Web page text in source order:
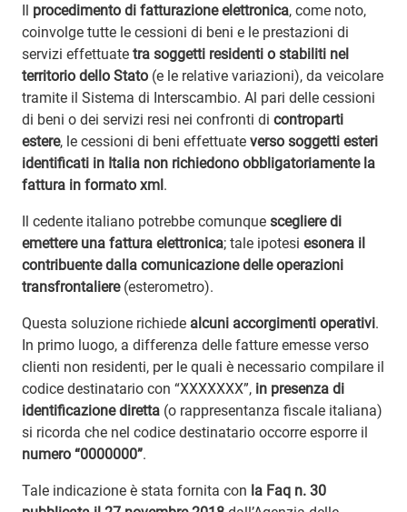
Il procedimento di fatturazione elettronica, come noto,
coinvolge tutte le cessioni di beni e le prestazioni di
servizi effettuate tra soggetti residenti o stabiliti nel
territorio dello Stato (e le relative variazioni), da veicolare
tramite il Sistema di Interscambio. Al pari delle cessioni
di beni o dei servizi resi nei confronti di controparti
estere, le cessioni di beni effettuate verso soggetti esteri
identificati in Italia non richiedono obbligatoriamente la
fattura in formato xml.
Il cedente italiano potrebbe comunque scegliere di
emettere una fattura elettronica; tale ipotesi esonera il
contribuente dalla comunicazione delle operazioni
transfrontaliere(esterometro).
Questa soluzione richiede alcuni accorgimenti operativi.
In primo luogo, a differenza delle fatture emesse verso
clienti non residenti, per le quali è necessario compilare il
codice destinatario con “XXXXXXX”, in presenza di
identificazione diretta (o rappresentanza fiscale italiana)
si ricorda che nel codice destinatario occorre esporre il
numero “0000000”.
Tale indicazione è stata fornita con la Faq n. 30